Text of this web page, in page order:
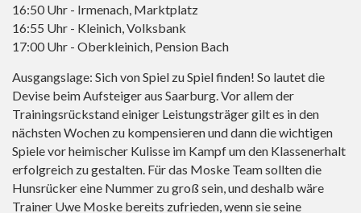
16:50 Uhr - Irmenach, Marktplatz
16:55 Uhr - Kleinich, Volksbank
17:00 Uhr - Oberkleinich, Pension Bach
Ausgangslage: Sich von Spiel zu Spiel finden! So lautet die
Devise beim Aufsteiger aus Saarburg. Vor allem der
Trainingsrückstand einiger Leistungsträger gilt es in den
nächsten Wochen zu kompensieren und dann die wichtigen
Spiele vor heimischer Kulisse im Kampf um den Klassenerhalt
erfolgreich zu gestalten. Für das Moske Team sollten die
Hunsrücker eine Nummer zu groß sein, und deshalb wäre
Trainer Uwe Moske bereits zufrieden, wenn sie seine